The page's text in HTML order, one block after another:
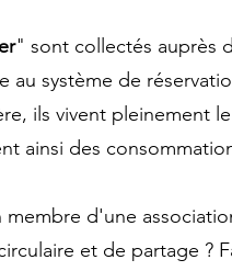
" sont collectés auprès
au système de
ils vivent pleinement
ainsi des
membre d'une
et de partage ?